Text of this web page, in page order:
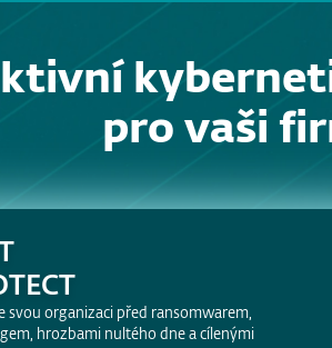
pro vaši
svou organizaci před ransomwarem,
hrozbami nultého dne a cílenými